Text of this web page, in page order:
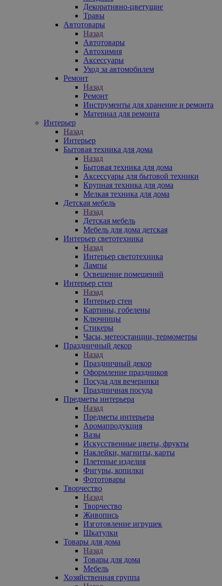
Декоративно-цветущие
Травы
Автотовары
Назад
Автотовары
Автохимия
Аксессуары
Уход за автомобилем
Ремонт
Назад
Ремонт
Инструменты для хранение и ремонта
Материал для ремонта
Интерьер
Назад
Интерьер
Бытовая техника для дома
Назад
Бытовая техника для дома
Аксессуары для бытовой техники
Крупная техника для дома
Мелкая техника для дома
Детская мебель
Назад
Детская мебель
Мебель для дома детская
Интерьер светотехника
Назад
Интерьер светотехника
Лампы
Освещение помещений
Интерьер стен
Назад
Интерьер стен
Картины, гобелены
Ключницы
Стикеры
Часы, метеостанции, термометры
Праздничный декор
Назад
Праздничный декор
Оформление праздников
Посуда для вечеринки
Праздничная посуда
Предметы интерьера
Назад
Предметы интерьера
Аромапродукция
Вазы
Искусственные цветы, фрукты
Наклейки, магниты, карты
Плетеные изделия
Фигуры, копилки
Фототовары
Творчество
Назад
Творчество
Живопись
Изготовление игрушек
Шкатулки
Товары для дома
Назад
Товары для дома
Мебель
Хозяйственная группа